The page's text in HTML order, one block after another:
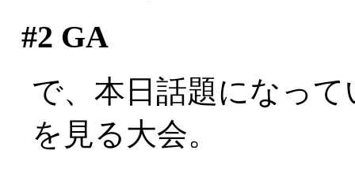
#2 GA
で、本日話題になっ
を見る大会。